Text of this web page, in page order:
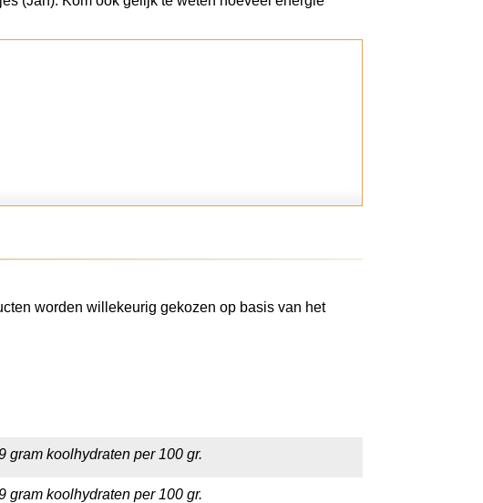
worden willekeurig gekozen op basis van het
gram koolhydraten per 100 gr.
gram koolhydraten per 100 gr.